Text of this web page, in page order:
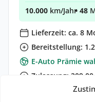
10.000 km/Jahr• 48
Lieferzeit: ca. 8
Bereitstellung:
E-Auto Prämie
Zulassung: 209,00